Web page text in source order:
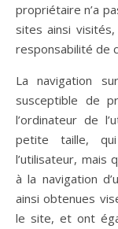
propriétaire n’a
sites ainsi visités,
responsabilité de
La navigation
susceptible de
l’ordinateur de
petite taille,
l’utilisateur, mais
à la navigation
ainsi obtenues
le site, et ont